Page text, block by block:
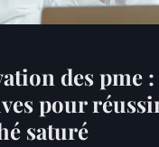
des pme
pour
saturé